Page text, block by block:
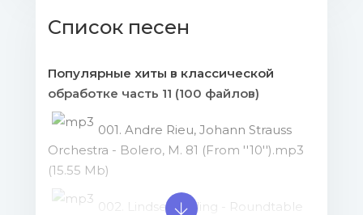
Список песен
Популярные хиты в классической
обработке часть 11 (100 файлов)
001. Andre Rieu, Johann Strauss
Orchestra - Bolero, M. 81 (From ''10'').mp3
(15.55 Mb)
002. Lindsey Stirling - Roundtable